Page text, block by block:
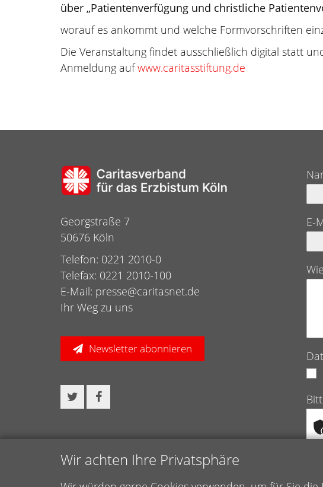
Wir achten Ihre Privatsphäre
über „Patientenverfügung und christliche
worauf es ankommt und welche Formvorschriften
Die Veranstaltung findet ausschließlich digital statt
Anmeldung aufwww.caritasstiftung.de
Georgstraße 7
50676 Köln
Telefon: 0221 2010-0
Telefax: 0221 2010-100
E-Mail: presse@caritasnet.de
Ihr Weg zu uns
Newsletter abonnieren
E-